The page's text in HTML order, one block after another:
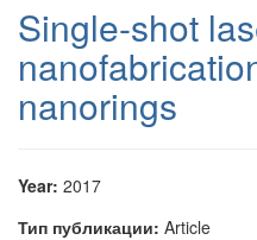
Single-shot
nanorings
Year: 2017
Тип публикации: Article